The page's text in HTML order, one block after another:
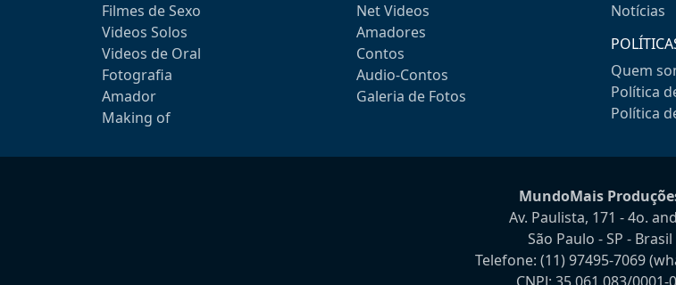
Filmes de Sexo
Videos Solos
Videos de Oral
Fotografia
Amador
Making of
Net Videos
Amadores
Contos
Audio-Contos
Galeria de Fotos
Notícias
Quem
Política
Política
MundoMais
Av. Paulista, 171 - 4o.
São Paulo - SP - Brasil
Telefone: (11) 97495-7069